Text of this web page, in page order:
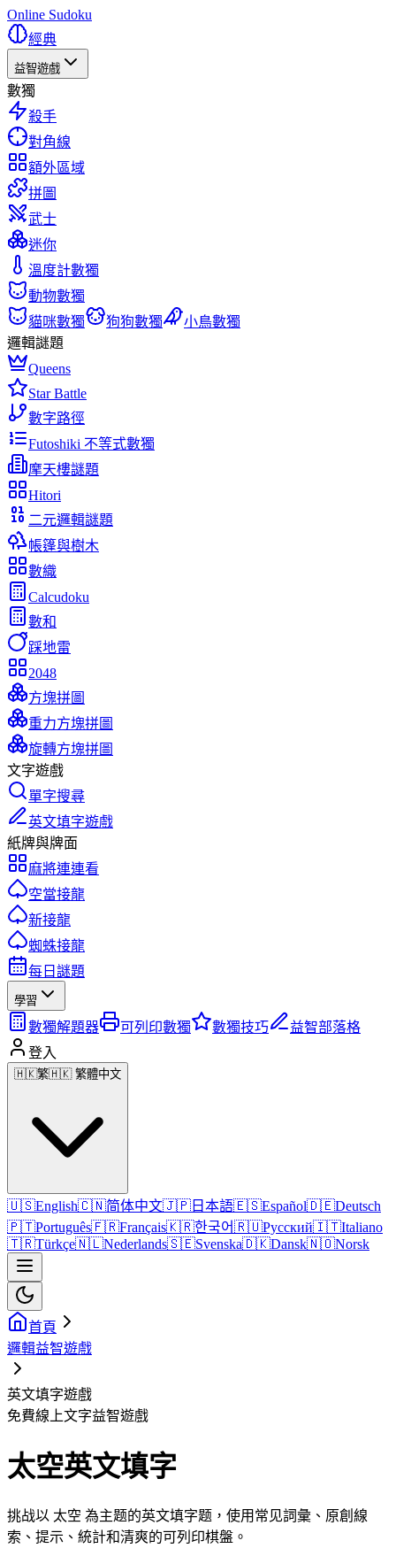
Online Sudoku
經典
益智遊戲
數獨
殺手
對角線
額外區域
拼圖
武士
迷你
溫度計數獨
動物數獨
貓咪數獨
狗狗數獨
小鳥數獨
邏輯謎題
Queens
Star Battle
數字路徑
Futoshiki 不等式數獨
摩天樓謎題
Hitori
二元邏輯謎題
帳篷與樹木
數織
Calcudoku
數和
踩地雷
2048
方塊拼圖
重力方塊拼圖
旋轉方塊拼圖
文字遊戲
單字搜尋
英文填字遊戲
紙牌與牌面
麻將連連看
空當接龍
新接龍
蜘蛛接龍
每日謎題
學習
數獨解題器 可列印數獨 數獨技巧
益智部落格
登入
🇭🇰繁🇭🇰 繁體中文
🇺🇸English🇨🇳简体中文🇯🇵 日本語🇪🇸Español🇩🇪Deutsch
🇵🇹Português🇫🇷Français🇰🇷한국어🇷🇺Русский🇮🇹Italiano
🇹🇷Türkçe🇳🇱Nederlands🇸🇪Svenska🇩🇰Dansk🇳🇴Norsk
首頁
邏輯益智遊戲
英文填字遊戲
免費線上文字益智遊戲
太空英文填字
挑战以 太空 為主题的英文填字题，使用常见詞彙、原創線
索、提示、統計和清爽的可列印棋盤。